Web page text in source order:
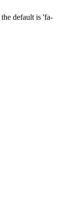
the default is 'fa-